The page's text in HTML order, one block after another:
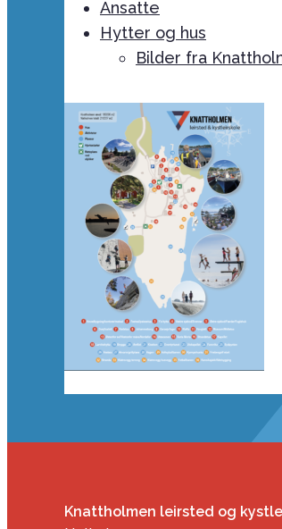
Ansatte
Hytter og hus
Bilder fra
Knattholmen leirsted og